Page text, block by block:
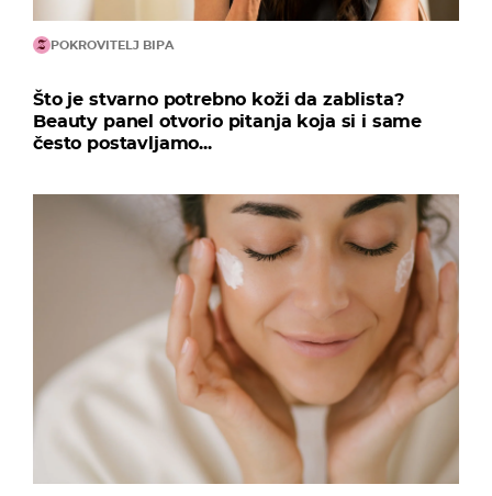
POKROVITELJ BIPA
Što je stvarno potrebno koži da zablista?
Beauty panel otvorio pitanja koja si i same
često postavljamo...